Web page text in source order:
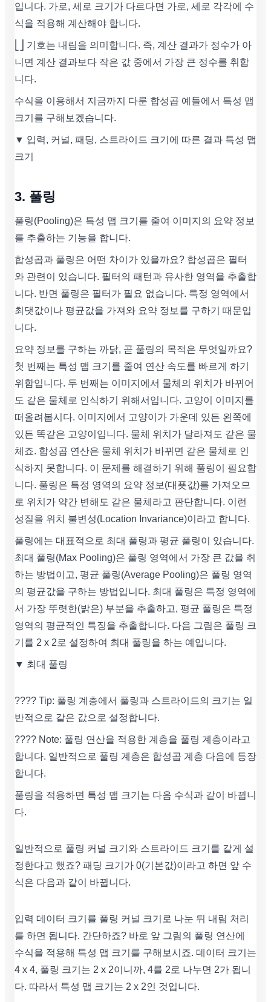
입니다. 가로, 세로 크기가 다르다면 가로, 세로 각각에 수
식을 적용해 계산해야 합니다.
⎣⎦ 기호는 내림을 의미합니다. 즉, 계산 결과가 정수가 아
니면 계산 결과보다 작은 값 중에서 가장 큰 정수를 취합
니다.
수식을 이용해서 지금까지 다룬 합성곱 예들에서 특성 맵
크기를 구해보겠습니다.
▼ 입력, 커널, 패딩, 스트라이드 크기에 따른 결과 특성 맵
크기
3. 풀링
풀링(Pooling)은 특성 맵 크기를 줄여 이미지의 요약 정보
를 추출하는 기능을 합니다.
합성곱과 풀링은 어떤 차이가 있을까요? 합성곱은 필터
와 관련이 있습니다. 필터의 패턴과 유사한 영역을 추출합
니다. 반면 풀링은 필터가 필요 없습니다. 특정 영역에서
최댓값이나 평균값을 가져와 요약 정보를 구하기 때문입
니다.
요약 정보를 구하는 까닭, 곧 풀링의 목적은 무엇일까요?
첫 번째는 특성 맵 크기를 줄여 연산 속도를 빠르게 하기
위함입니다. 두 번째는 이미지에서 물체의 위치가 바뀌어
도 같은 물체로 인식하기 위해서입니다. 고양이 이미지를
떠올려봅시다. 이미지에서 고양이가 가운데 있든 왼쪽에
있든 똑같은 고양이입니다. 물체 위치가 달라져도 같은 물
체죠. 합성곱 연산은 물체 위치가 바뀌면 같은 물체로 인
식하지 못합니다. 이 문제를 해결하기 위해 풀링이 필요합
니다. 풀링은 특정 영역의 요약 정보(대푯값)를 가져오므
로 위치가 약간 변해도 같은 물체라고 판단합니다. 이런
성질을 위치 불변성(Location Invariance)이라고 합니다.
풀링에는 대표적으로 최대 풀링과 평균 풀링이 있습니다.
최대 풀링(Max Pooling)은 풀링 영역에서 가장 큰 값을 취
하는 방법이고, 평균 풀링(Average Pooling)은 풀링 영역
의 평균값을 구하는 방법입니다. 최대 풀링은 특정 영역에
서 가장 뚜렷한(밝은) 부분을 추출하고, 평균 풀링은 특정
영역의 평균적인 특징을 추출합니다. 다음 그림은 풀링 크
기를 2 x 2로 설정하여 최대 풀링을 하는 예입니다.
▼ 최대 풀링
???? Tip: 풀링 계층에서 풀링과 스트라이드의 크기는 일
반적으로 같은 값으로 설정합니다.
???? Note: 풀링 연산을 적용한 계층을 풀링 계층이라고
합니다. 일반적으로 풀링 계층은 합성곱 계층 다음에 등장
합니다.
풀링을 적용하면 특성 맵 크기는 다음 수식과 같이 바뀝니
다.
일반적으로 풀링 커널 크기와 스트라이드 크기를 같게 설
정한다고 했죠? 패딩 크기가 0(기본값)이라고 하면 앞 수
식은 다음과 같이 바뀝니다.
입력 데이터 크기를 풀링 커널 크기로 나눈 뒤 내림 처리
를 하면 됩니다. 간단하죠? 바로 앞 그림의 풀링 연산에
수식을 적용해 특성 맵 크기를 구해보시죠. 데이터 크기는
4 x 4, 풀링 크기는 2 x 2이니까, 4를 2로 나누면 2가 됩니
다. 따라서 특성 맵 크기는 2 x 2인 것입니다.